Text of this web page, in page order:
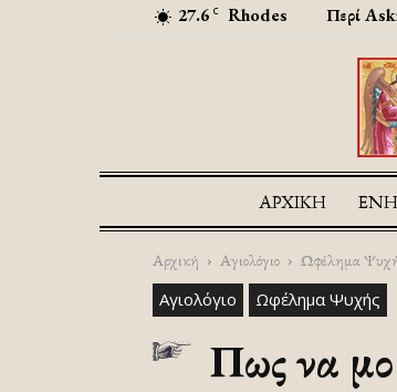
27.6 C Rhodes Περί
ΑΡΧΙΚΉ
Αρχική Αγιολόγιο Ωφέλημα
Αγιολόγιο Ωφέλημα Ψυχής
Πως να